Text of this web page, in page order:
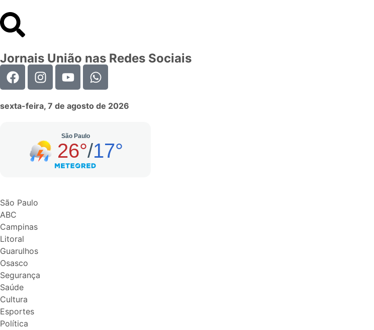
Jornais União nas Redes Sociais
sexta-feira, 7 de agosto de 2026
São Paulo
ABC
Campinas
Litoral
Guarulhos
Osasco
Segurança
Saúde
Cultura
Esportes
Política